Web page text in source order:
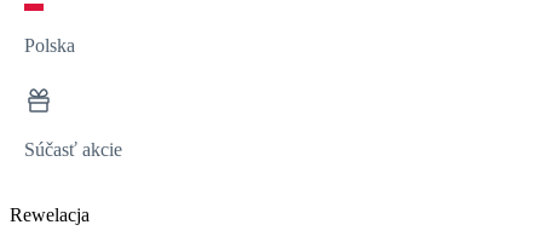
Polska
Súčasť akcie
Rewelacja